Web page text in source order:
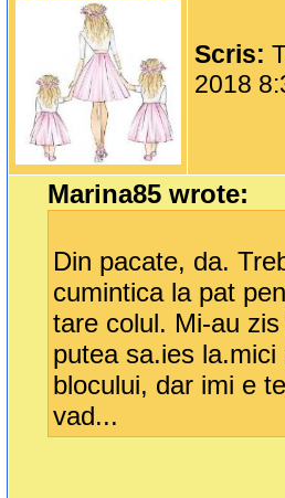
Scris:
2018
Marina85 wrote:
Din pacate, da.
cumintica la pat
tare colul. Mi-au
putea sa.ies la.mici
blocului, dar imi e
vad...